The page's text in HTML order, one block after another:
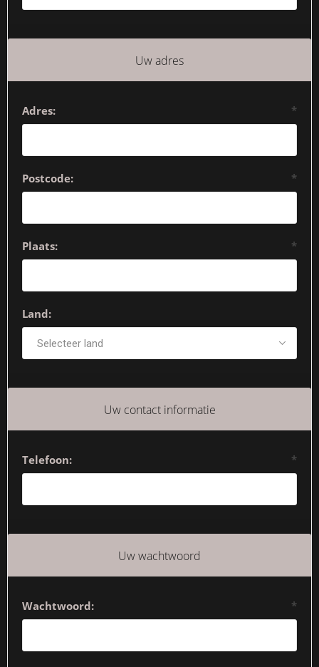
Uw adres
Adres: *
Postcode: *
Plaats: *
Land:
Uw contact informatie
Telefoon: *
Uw wachtwoord
Wachtwoord: *